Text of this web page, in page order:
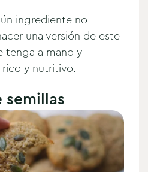
ingrediente no
una versión de este
tenga a mano y
rico y nutritivo.
semillas